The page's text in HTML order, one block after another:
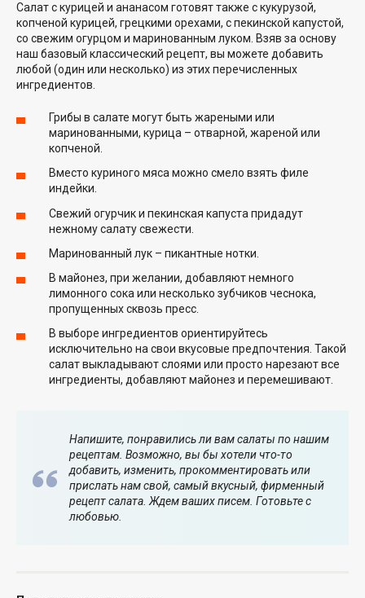
Салат с курицей и ананасом готовят также с кукурузой,
копченой курицей, грецкими орехами, с пекинской капустой,
со свежим огурцом и маринованным луком. Взяв за основу
наш базовый классический рецепт, вы можете добавить
любой (один или несколько) из этих перечисленных
ингредиентов.
Грибы в салате могут быть жареными или
маринованными, курица – отварной, жареной или
копченой.
Вместо куриного мяса можно смело взять филе
индейки.
Свежий огурчик и пекинская капуста придадут
нежному салату свежести.
Маринованный лук – пикантные нотки.
В майонез, при желании, добавляют немного
лимонного сока или несколько зубчиков чеснока,
пропущенных сквозь пресс.
В выборе ингредиентов ориентируйтесь
исключительно на свои вкусовые предпочтения. Такой
салат выкладывают слоями или просто нарезают все
ингредиенты, добавляют майонез и перемешивают.
Напишите, понравились ли вам салаты по нашим
рецептам. Возможно, вы бы хотели что-то
добавить, изменить, прокомментировать или
прислать нам свой, самый вкусный, фирменный
рецепт салата. Ждем ваших писем. Готовьте с
любовью.